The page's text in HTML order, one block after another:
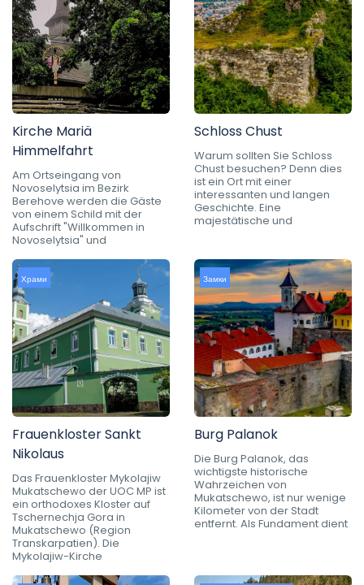
Kirche Mariä
Himmelfahrt
Am Ortseingang von
Novoselytsia im Bezirk
Berehove werden die Gäste
von einem Schild mit der
Aufschrift "Willkommen in
Novoselytsia" und
Schloss Chust
Warum sollten Sie Schloss
Chust besuchen? Denn dies
ist ein Ort mit einer
interessanten und langen
Geschichte. Eine
majestätische und
Храми
Frauenkloster Sankt
Nikolaus
Das Frauenkloster Mykolajiw
Mukatschewo der UOC MP ist
ein orthodoxes Kloster auf
Tschernechja Gora in
Mukatschewo (Region
Transkarpatien). Die
Mykolajiw-Kirche
Замки
Burg Palanok
Die Burg Palanok, das
wichtigste historische
Wahrzeichen von
Mukatschewo, ist nur wenige
Kilometer von der Stadt
entfernt. Als Fundament dient